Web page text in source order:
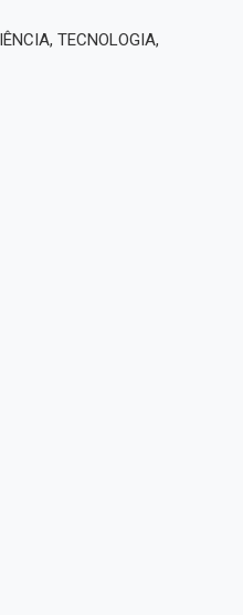
TECNOLOGIA,